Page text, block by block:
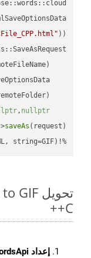
));
, nullptr
saveAs
%!(EXTRA string=GIF, string=HTML, string=GIF)
C++
إعداد WordsApi وCellsApi